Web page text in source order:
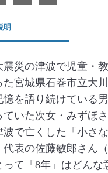
明
震災の津波で児童・
た宮城県石巻市立大
憶を語り続けている
ていた次女・みずほ
波で亡くした「小さ
代表の佐藤敏郎さん
って「8年」はどんな